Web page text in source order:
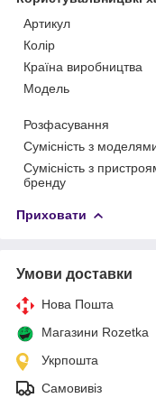
Артикул
Колір
Країна виробництва
Мoдель
Розфасування
Сумісність з
Сумісність з
бренду
Приховати
Умови доставки
Нова Пошта
Магазини Rozetka
Укрпошта
Самовивіз